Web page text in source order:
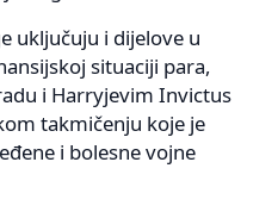
uključuju i dijelove u
situaciji para,
i Harryjevim Invictus
takmičenju koje je
i bolesne vojne